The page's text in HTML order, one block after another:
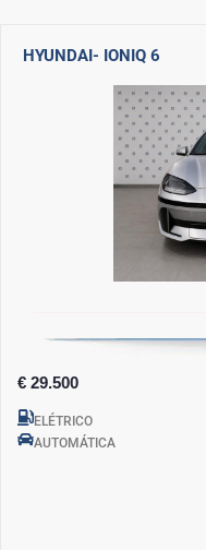
HYUNDAI- IONIQ 6
€ 29.500
ELÉTRICO
AUTOMÁTICA